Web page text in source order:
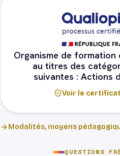
Organisme de formation
au titres des
suivantes : Actions
Voir le
Modalités, moyens
QUESTIONS